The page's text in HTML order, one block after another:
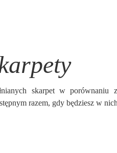
skarpet w porównaniu
razem, gdy będziesz w